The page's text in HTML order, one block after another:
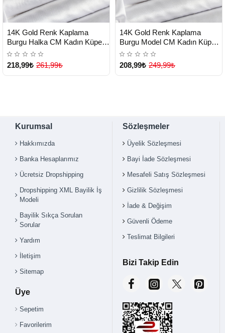
TESLİMAT
14K Gold Renk Kaplama
Burgu Halka CM Kadın Küpe -
Lisinya
218,99₺ 261,99₺
TESLİMAT
14K Gold Renk Kaplama
Burgu Model CM Kadın Küpe -
Lisinya
208,99₺ 249,99₺
Kurumsal
Hakkımızda
Banka Hesaplarımız
Ücretsiz Dropshipping
Dropshipping XML Bayilik İş
Modeli
Bayilik Sıkça Sorulan
Sorular
Yardım
İletişim
Sitemap
Üye
Sepetim
Favorilerim
Sözleşmeler
Üyelik Sözleşmesi
Bayi İade Sözleşmesi
Mesafeli Satış Sözleşmesi
Gizlilik Sözleşmesi
İade & Değişim
Güvenli Ödeme
Teslimat Bilgileri
Bizi Takip Edin